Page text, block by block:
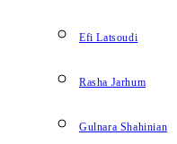
Efi Latsoudi
Rasha Jarhum
Gulnara Shahinian